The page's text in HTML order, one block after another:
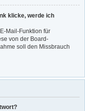
klicke, werde ich
Mail-Funktion für
von der Board-
soll den Missbrauch